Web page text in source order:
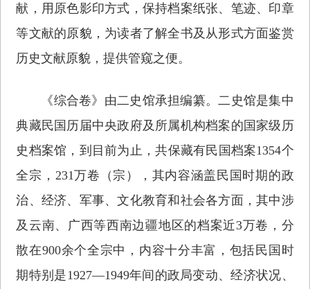
献，用原色影印方式，保持档案纸张、笔迹、印章
等文献的原貌，为读者了解全书及从形式方面鉴赏
历史文献原貌，提供管窥之便。
《综合卷》由二史馆承担编纂。二史馆是集中
典藏民国历届中央政府及所属机构档案的国家级历
史档案馆，到目前为止，共保藏有民国档案1354个
全宗，231万卷（宗），其内容涵盖民国时期的政
治、经济、军事、文化教育和社会各方面，其中涉
及云南、广西等西南边疆地区的档案近3万卷，分
散在900余个全宗中，内容十分丰富，包括民国时
期特别是1927—1949年间的政局变动、经济状况、